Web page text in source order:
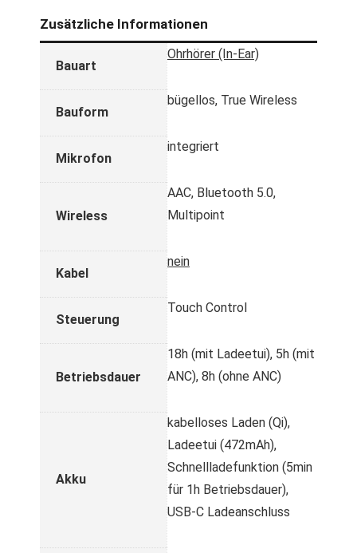
Zusätzliche Informationen
Bauart
Ohrhörer (In-Ear)
Bauform
bügellos, True Wireless
Mikrofon
integriert
Wireless
AAC, Bluetooth 5.0,
Multipoint
Kabel
nein
Steuerung
Touch Control
Betriebsdauer
18h (mit Ladeetui), 5h (mit
ANC), 8h (ohne ANC)
Akku
kabelloses Laden (Qi),
Ladeetui (472mAh),
Schnellladefunktion (5min
für 1h Betriebsdauer),
USB-C Ladeanschluss